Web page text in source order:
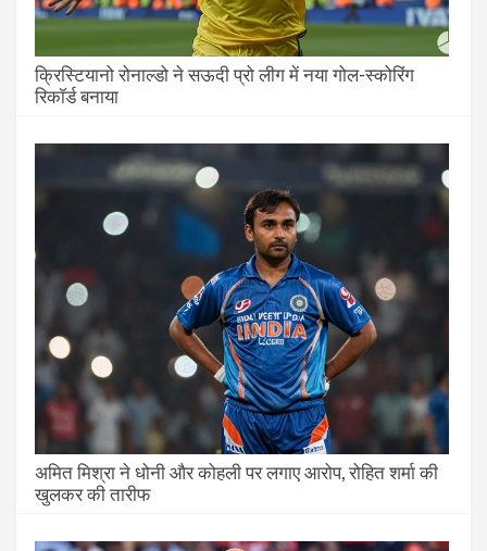
क्रिस्टियानो रोनाल्डो ने सऊदी प्रो लीग में नया गोल-स्कोरिंग
रिकॉर्ड बनाया
अमित मिश्रा ने धोनी और कोहली पर लगाए आरोप, रोहित शर्मा की
खुलकर की तारीफ